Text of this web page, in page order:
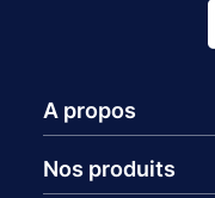
A propos
Nos produits